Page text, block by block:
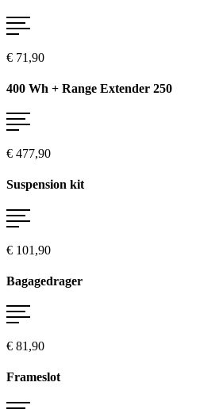
€ 71,90
400 Wh + Range Extender 250
€ 477,90
Suspension kit
€ 101,90
Bagagedrager
€ 81,90
Frameslot